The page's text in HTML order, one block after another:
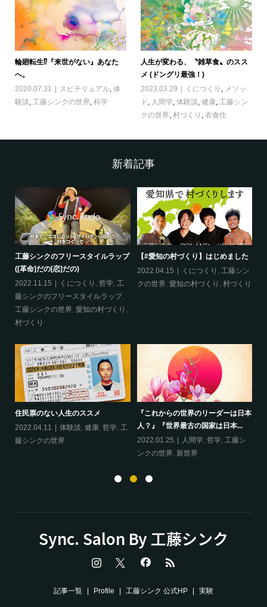
輪廻転生⁉︎『来世がない』あなた
へ。
2020.07.31
スピチリュアル, 体
験談, 工藤シンクの世界, 科学
人生が変わる、〝雑草食〟のスス
メ (ドングリ最強！)
2023.03.29
くにつくり , メソッ
ド , 人間学,体験談,健康,工藤シン
クの世界,村づくり ,衣食住
新着記事
工藤シンクのフリースタイルラップ
([革命]だの[恋]だの)
2022.11.15
くにつくり , 哲学, 工
藤シンクのフリースタイルラップ,
工藤シンクの世界, 愛知の村づくり ,
村づくり
【#愛知の村づくり】はじめました
2022.04.15
くにつくり , 工藤シン
クの世界, 愛知の村づくり , 村づくり
住民票のない人生のススメ
2022.04.11
体験談, 健康, 哲学, 工
藤シンクの世界
『これからの世界のリーダーは日本
人？』『世界最古の国家は日本...
2022.01.25
人間学, 哲学, 工藤シ
ンクの世界, 新世界
Sync. Salon By 工藤シンク
記事一覧 Profile 工藤シンク 公式HP 実験